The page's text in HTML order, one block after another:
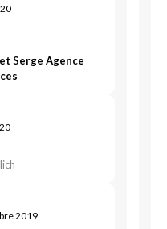
Serge Agence
2019